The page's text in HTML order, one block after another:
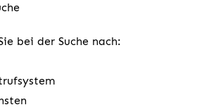
bei der Suche nach: